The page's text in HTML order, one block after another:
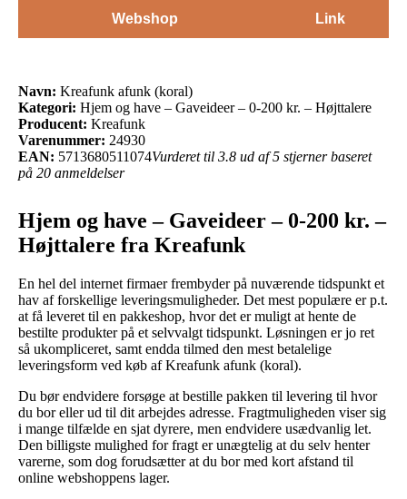
Webshop
Link
Navn: Kreafunk afunk (koral)
Kategori: Hjem og have – Gaveideer – 0-200 kr. – Højttalere
Producent: Kreafunk
Varenummer: 24930
EAN: 5713680511074Vurderet til 3.8 ud af 5 stjerner baseret
på 20 anmeldelser
Hjem og have – Gaveideer – 0-200 kr. –
Højttalere fra Kreafunk
En hel del internet firmaer frembyder på nuværende tidspunkt et
hav af forskellige leveringsmuligheder. Det mest populære er p.t.
at få leveret til en pakkeshop, hvor det er muligt at hente de
bestilte produkter på et selvvalgt tidspunkt. Løsningen er jo ret
så ukompliceret, samt endda tilmed den mest betalelige
leveringsform ved køb af Kreafunk afunk (koral).
Du bør endvidere forsøge at bestille pakken til levering til hvor
du bor eller ud til dit arbejdes adresse. Fragtmuligheden viser sig
i mange tilfælde en sjat dyrere, men endvidere usædvanlig let.
Den billigste mulighed for fragt er unægtelig at du selv henter
varerne, som dog forudsætter at du bor med kort afstand til
online webshoppens lager.